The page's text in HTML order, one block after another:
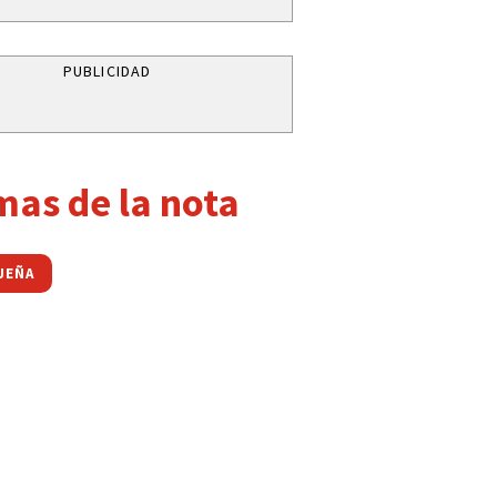
PUBLICIDAD
de la nota